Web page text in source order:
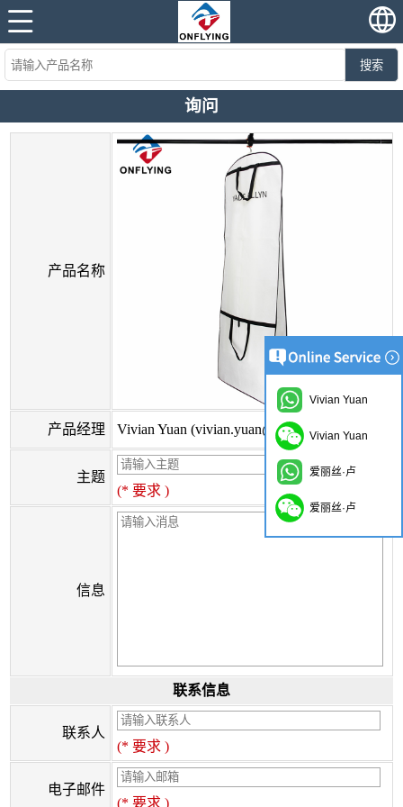
搜索
询问
产品名称
产品经理 Vivian Yuan (vivian.yuan@onflyingcn.com)
主题
(* 要求 )
信息
联系信息
联系人
(* 要求 )
电子邮件
(* 要求 )
Vivian Yuan
Vivian Yuan
爱丽丝·卢
爱丽丝·卢